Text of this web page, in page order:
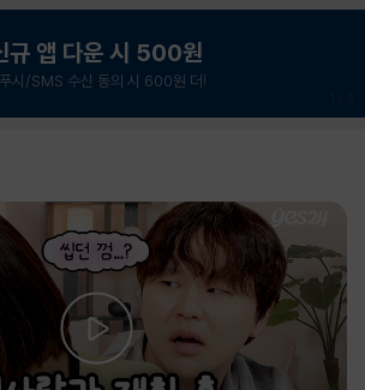
규 앱 다운 시 500원
시/SMS 수신 동의 시 600원 더!